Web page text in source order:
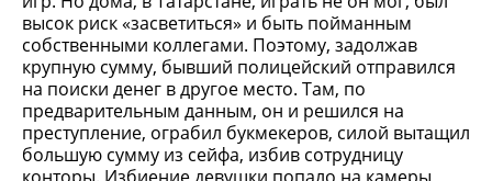
высок риск «засветиться» и быть пойманным
собственными коллегами. Поэтому, задолжав
крупную сумму, бывший полицейский отправился
на поиски денег в другое место. Там, по
предварительным данным, он и решился на
преступление, ограбил букмекеров, силой вытащил
большую сумму из сейфа, избив сотрудницу